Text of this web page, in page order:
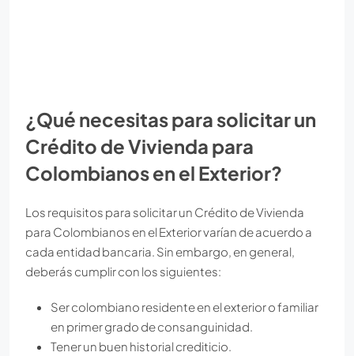
¿Qué necesitas para solicitar un
Crédito de Vivienda para
Colombianos en el Exterior?
Los requisitos para solicitar un Crédito de Vivienda
para Colombianos en el Exterior varían de acuerdo a
cada entidad bancaria. Sin embargo, en general,
deberás cumplir con los siguientes:
Ser colombiano residente en el exterior o familiar
en primer grado de consanguinidad.
Tener un buen historial crediticio.